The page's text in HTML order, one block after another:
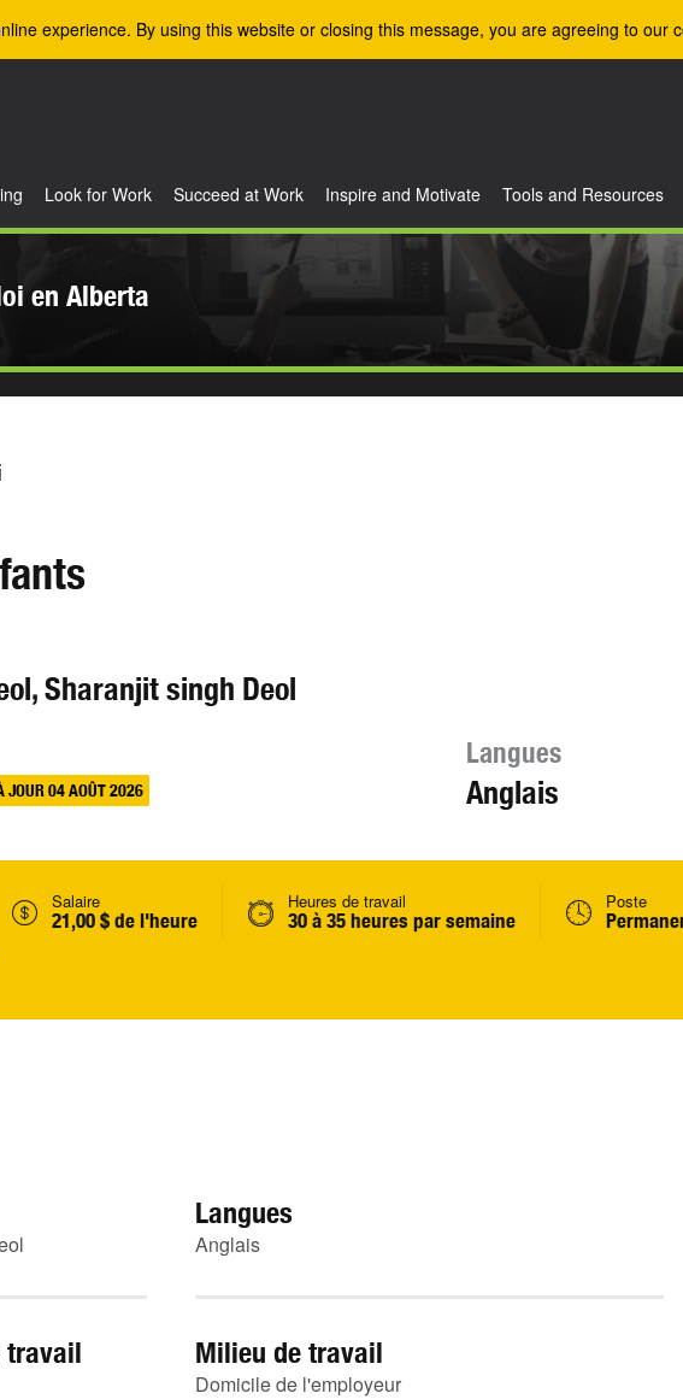
experience. By using this website or closing this message, you are agreeing to our
Look for Work Succeed at Work Inspire and Motivate Tools and Resources
en Alberta
Sharanjit singh Deol
JOUR 04 AOÛT 2026
Langues
Anglais
Salaire
21,00 $ de l'heure
Heures de travail
30 à 35 heures par semaine
Poste
Langues
Anglais
travail Milieu de travail
Domicile de l'employeur